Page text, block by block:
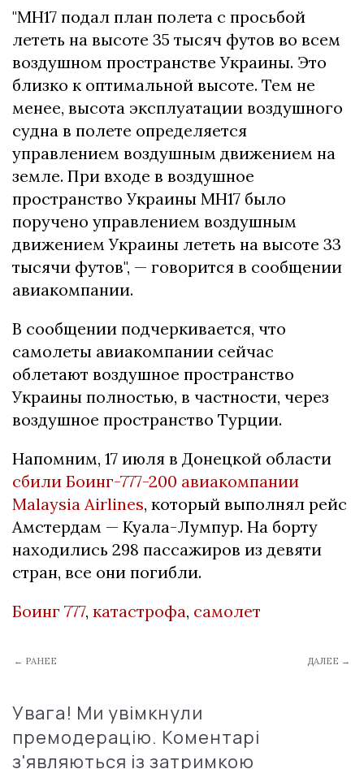
"MH17 подал план полета с просьбой
лететь на высоте 35 тысяч футов во всем
воздушном пространстве Украины. Это
близко к оптимальной высоте. Тем не
менее, высота эксплуатации воздушного
судна в полете определяется
управлением воздушным движением на
земле. При входе в воздушное
пространство Украины MH17 было
поручено управлением воздушным
движением Украины лететь на высоте 33
тысячи футов", — говорится в сообщении
авиакомпании.
В сообщении подчеркивается, что
самолеты авиакомпании сейчас
облетают воздушное пространство
Украины полностью, в частности, через
воздушное пространство Турции.
Напомним, 17 июля в Донецкой области
сбили Боинг-777-200 авиакомпании
Malaysia Airlines, который выполнял рейс
Амстердам — Куала-Лумпур. На борту
находились 298 пассажиров из девяти
стран, все они погибли.
Боинг 777, катастрофа, самолет
← РАНЕЕ ДАЛЕЕ →
Увага! Ми увімкнули
премодерацію. Коментарі
з'являються із затримкою